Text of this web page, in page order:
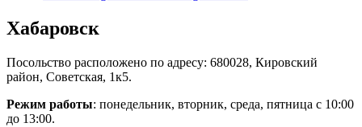
Хабаровск
Посольство расположено по адресу: 680028, Кировский
район, Советская, 1к5​.
Режим работы: понедельник, вторник, среда, пятница с 10:00
до 13:00.